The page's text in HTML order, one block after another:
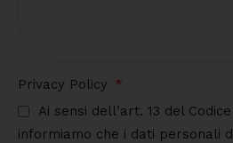
Privacy Policy
Ai sensi dell’art. 13 del
informiamo che i dati personali